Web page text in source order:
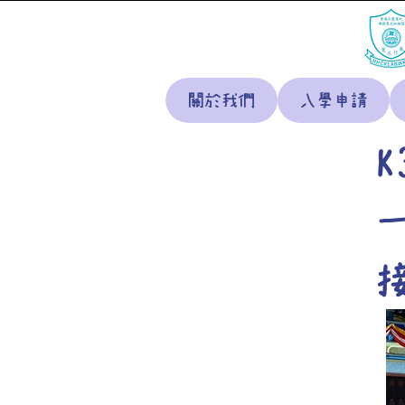
關於我們 入學申請